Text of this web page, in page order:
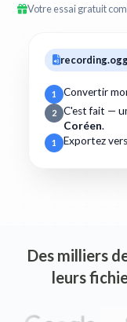
Votre essai gratuit
1 Convertir
2 C'est fait —
Coréen.
1 Exportez vers
Des milliers
leurs